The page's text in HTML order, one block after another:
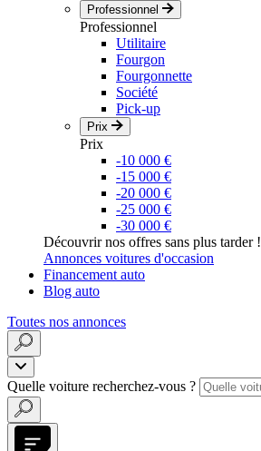
Professionnel
Professionnel
Utilitaire
Fourgon
Fourgonnette
Société
Pick-up
Prix
Prix
-10 000 €
-15 000 €
-20 000 €
-25 000 €
-30 000 €
Découvrir nos offres sans plus tarder !
Annonces voitures d'occasion
Financement auto
Blog auto
Toutes nos annonces
Quelle voiture recherchez-vous ?